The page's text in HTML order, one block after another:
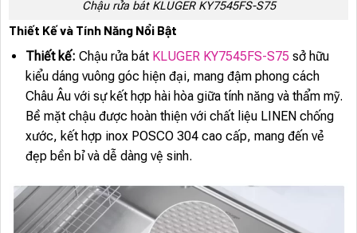
Chậu rửa bát KLUGER KY7545FS-S75
Thiết Kế và Tính Năng Nổi Bật
Thiết kế: Chậu rửa bát KLUGER KY7545FS-S75 sở hữu
kiểu dáng vuông góc hiện đại, mang đậm phong cách
Châu Âu với sự kết hợp hài hòa giữa tính năng và thẩm mỹ.
Bề mặt chậu được hoàn thiện với chất liệu LINEN chống
xước, kết hợp inox POSCO 304 cao cấp, mang đến vẻ
đẹp bền bỉ và dễ dàng vệ sinh.